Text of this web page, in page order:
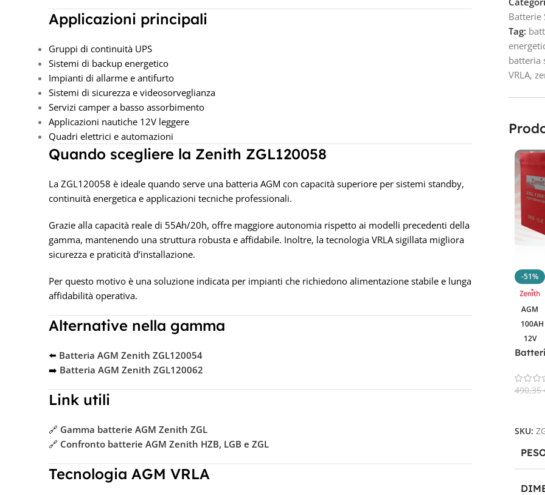
Applicazioni principali
Gruppi di continuità UPS
Sistemi di backup energetico
Impianti di allarme e antifurto
Sistemi di sicurezza e videosorveglianza
Servizi camper a basso assorbimento
Applicazioni nautiche 12V leggere
Quadri elettrici e automazioni
Quando scegliere la Zenith ZGL120058
La ZGL120058 è ideale quando serve una batteria AGM con capacità superiore per sistemi standby,
continuità energetica e applicazioni tecniche professionali.
Grazie alla capacità reale di 55Ah/20h, offre maggiore autonomia rispetto ai modelli precedenti della
gamma, mantenendo una struttura robusta e affidabile. Inoltre, la tecnologia VRLA sigillata migliora
sicurezza e praticità d’installazione.
Per questo motivo è una soluzione indicata per impianti che richiedono alimentazione stabile e lunga
affidabilità operativa.
Alternative nella gamma
⬅️ Batteria AGM Zenith ZGL120054
➡️ Batteria AGM Zenith ZGL120062
Link utili
🔗 Gamma batterie AGM Zenith ZGL
🔗 Confronto batterie AGM Zenith HZB, LGB e ZGL
Tecnologia AGM VRLA
Batterie
Tag:
batteria
VRLA,
-51%
AGM
100AH
12V
490,35
SKU: